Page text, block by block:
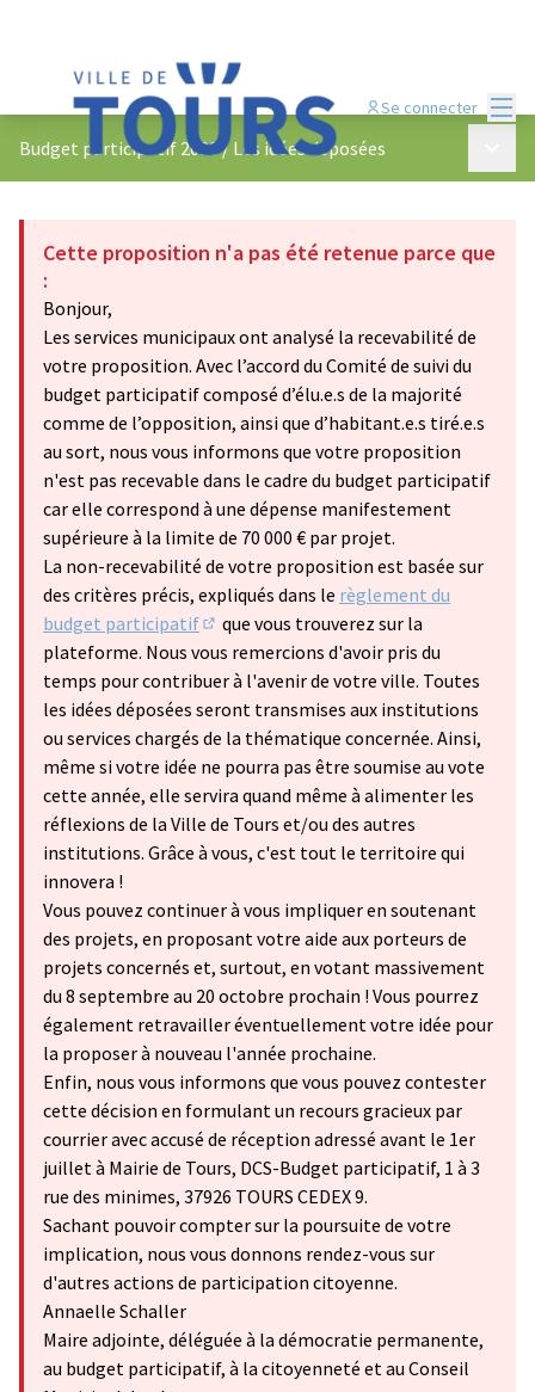
Se connecter
Budget participatif 2023/ Les idées déposées
Cette proposition n'a pas été retenue parce que
:
Bonjour,
Les services municipaux ont analysé la recevabilité de
votre proposition. Avec l’accord du Comité de suivi du
budget participatif composé d’élu.e.s de la majorité
comme de l’opposition, ainsi que d’habitant.e.s tiré.e.s
au sort, nous vous informons que votre proposition
n'est pas recevable dans le cadre du budget participatif
car elle correspond à une dépense manifestement
supérieure à la limite de 70 000 € par projet.
La non-recevabilité de votre proposition est basée sur
des critères précis, expliqués dans le règlement du
budget participatif
(S'ouvre dans un nouvel onglet)
que vous trouverez sur la
plateforme. Nous vous remercions d'avoir pris du
temps pour contribuer à l'avenir de votre ville. Toutes
les idées déposées seront transmises aux institutions
ou services chargés de la thématique concernée. Ainsi,
même si votre idée ne pourra pas être soumise au vote
cette année, elle servira quand même à alimenter les
réflexions de la Ville de Tours et/ou des autres
institutions. Grâce à vous, c'est tout le territoire qui
innovera !
Vous pouvez continuer à vous impliquer en soutenant
des projets, en proposant votre aide aux porteurs de
projets concernés et, surtout, en votant massivement
du 8 septembre au 20 octobre prochain ! Vous pourrez
également retravailler éventuellement votre idée pour
la proposer à nouveau l'année prochaine.
Enfin, nous vous informons que vous pouvez contester
cette décision en formulant un recours gracieux par
courrier avec accusé de réception adressé avant le 1er
juillet à Mairie de Tours, DCS-Budget participatif, 1 à 3
rue des minimes, 37926 TOURS CEDEX 9.
Sachant pouvoir compter sur la poursuite de votre
implication, nous vous donnons rendez-vous sur
d'autres actions de participation citoyenne.
Annaelle Schaller
Maire adjointe, déléguée à la démocratie permanente,
au budget participatif, à la citoyenneté et au Conseil